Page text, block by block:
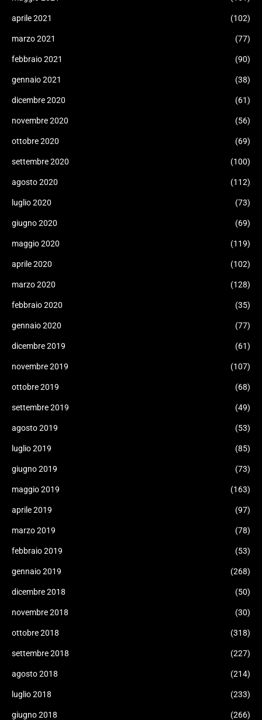
aprile 2021 (102)
marzo 2021 (77)
febbraio 2021 (90)
gennaio 2021 (38)
dicembre 2020 (61)
novembre 2020 (56)
ottobre 2020 (69)
settembre 2020 (100)
agosto 2020 (112)
luglio 2020 (73)
giugno 2020 (69)
maggio 2020 (119)
aprile 2020 (102)
marzo 2020 (128)
febbraio 2020 (35)
gennaio 2020 (77)
dicembre 2019 (61)
novembre 2019 (107)
ottobre 2019 (68)
settembre 2019 (49)
agosto 2019 (53)
luglio 2019 (85)
giugno 2019 (73)
maggio 2019 (163)
aprile 2019 (97)
marzo 2019 (78)
febbraio 2019 (53)
gennaio 2019 (268)
dicembre 2018 (50)
novembre 2018 (30)
ottobre 2018 (318)
settembre 2018 (227)
agosto 2018 (214)
luglio 2018 (233)
giugno 2018 (266)